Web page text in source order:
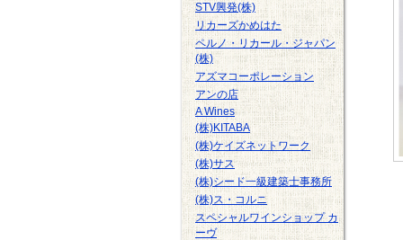
STV興発(株)
リカーズかめはた
ペルノ・リカール・ジャパン
(株)
アズマコーポレーション
アンの店
A Wines
(株)KITABA
(株)ケイズネットワーク
(株)サス
(株)シード一級建築士事務所
(株)ス・コルニ
スペシャルワインショップ カ
ーヴ